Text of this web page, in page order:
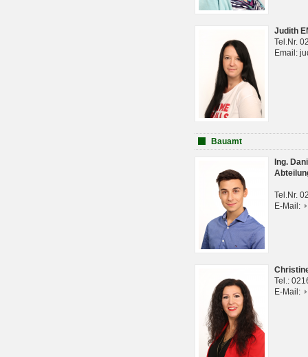
Judith
Tel.Nr.
Email:
Bauamt
Ing.
Tel.Nr.
E-Mail:
Tel.:
E-Mail: